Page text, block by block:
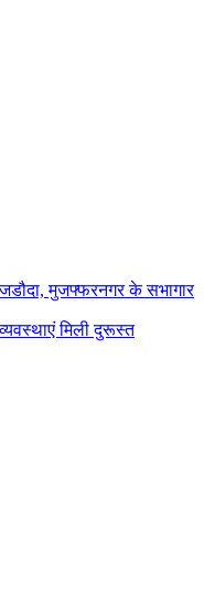
मुजफ्फरनगर के सभागार
मिली दुरूस्त